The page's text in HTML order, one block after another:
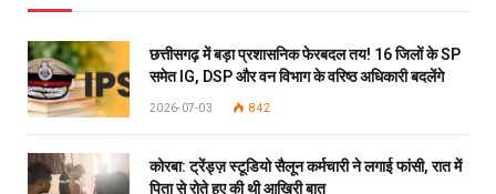
छत्तीसगढ़ में बड़ा प्रशासनिक फेरबदल तय! 16 जिलों के SP
समेत IG, DSP और वन विभाग के वरिष्ठ अधिकारी बदलेंगे
2026-07-03 842
कोरबा: ट्रेंड्ज़ स्टूडियो सैलून कर्मचारी ने लगाई फांसी, रात में
पिता से रोते हुए की थी आखिरी बात